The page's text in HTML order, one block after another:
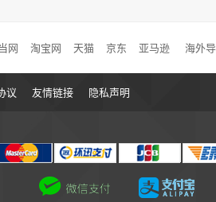
网 淘宝网 天猫 京东 亚马逊 海外
议 友情链接 隐私声明